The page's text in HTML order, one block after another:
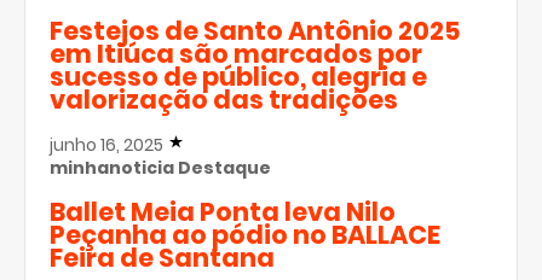
Festejos de Santo Antônio 2025
em Itiúca são marcados por
sucesso de público, alegria e
valorização das tradições
junho 16, 2025
minhanoticia Destaque
Ballet Meia Ponta leva Nilo
Peçanha ao pódio no BALLACE
Feira de Santana